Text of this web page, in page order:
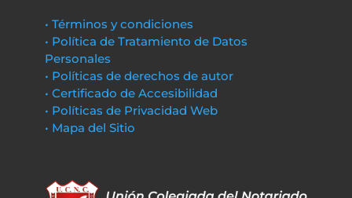
• Términos y condiciones
• Política de Tratamiento de Datos
Personales
• Políticas de derechos de autor
• Certificado de Accesibilidad
• Políticas de Privacidad Web
• Mapa del Sitio